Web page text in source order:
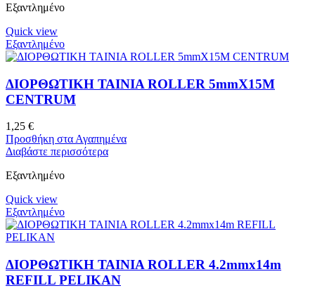
Εξαντλημένο
Quick view
Εξαντλημένο
ΔΙΟΡΘΩΤΙΚΗ ΤΑΙΝΙΑ ROLLER 5mmX15M
CENTRUM
1,25 €
Προσθήκη στα Αγαπημένα
Διαβάστε περισσότερα
Εξαντλημένο
Quick view
Εξαντλημένο
ΔΙΟΡΘΩΤΙΚΗ ΤΑΙΝΙΑ ROLLER 4.2mmx14m
REFILL PELIKAN